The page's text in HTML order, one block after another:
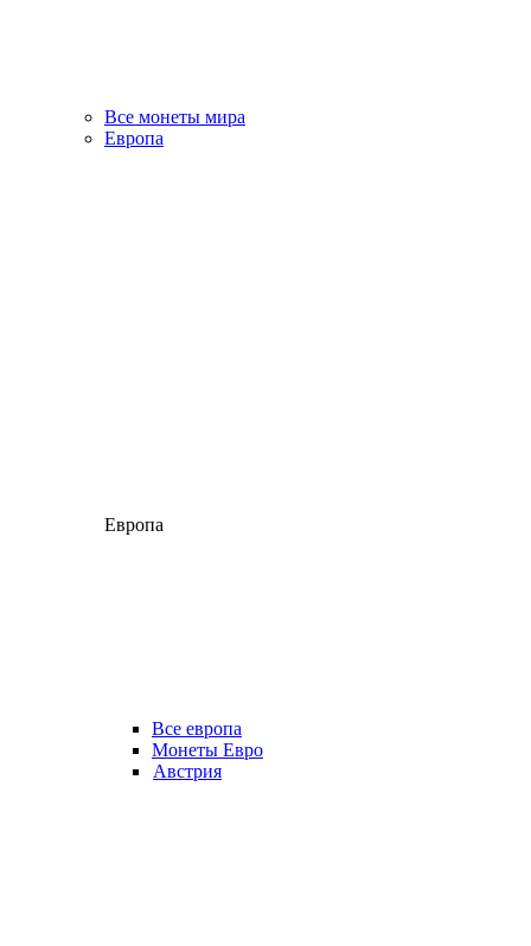
Все монеты мира
Европа
Европа
Все европа
Монеты Евро
Австрия